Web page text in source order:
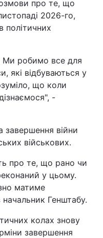
про те, що
2026-го,
політичних
Ми робимо все для
які відбуваються у
що коли
-
війни
військових.
про те, що рано чи
у цьому.
матиме
Генштабу.
колах знову
завершення